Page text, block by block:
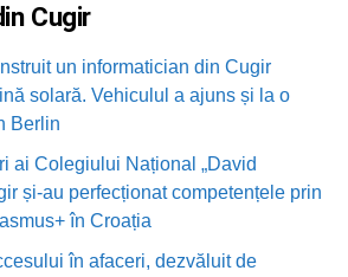
Cugir
un informatician din Cugir
solară. Vehiculul a ajuns și la o
Berlin
ai Colegiului Național „David
și-au perfecționat competențele prin
în Croația
în afaceri, dezvăluit de